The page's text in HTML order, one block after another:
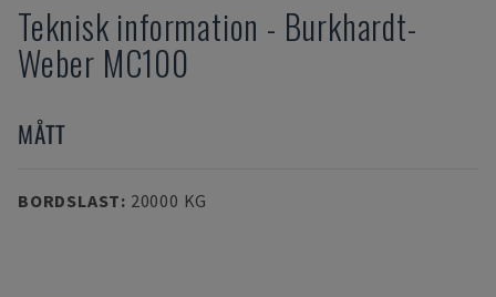
Teknisk information - Burkhardt-
Weber MC100
MÅTT
BORDSLAST: 20000 KG